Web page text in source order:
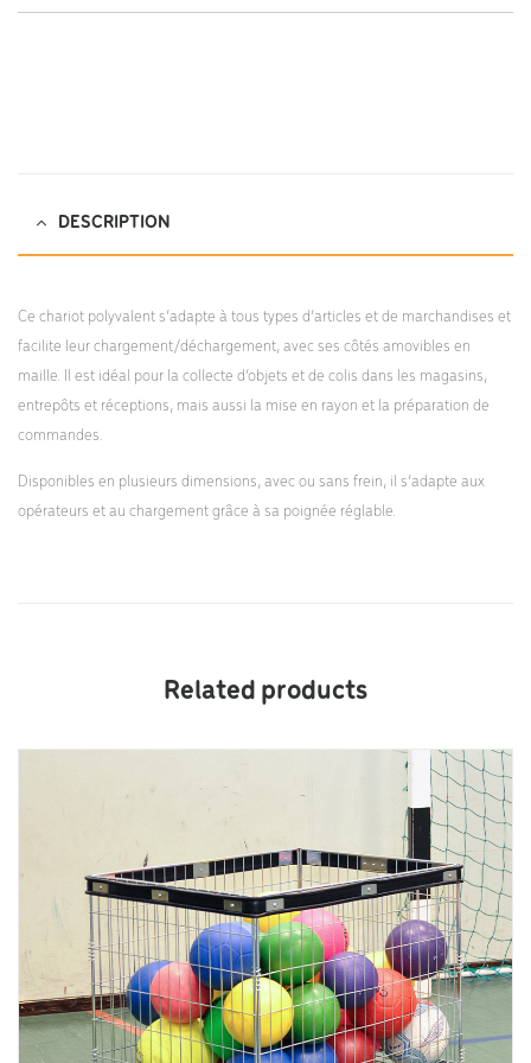
content/uploads/2022/04/KM10000-notice-montage.pdf;
DESCRIPTION
Ce chariot polyvalent s’adapte à tous types d’articles et de marchandises et
facilite leur chargement/déchargement, avec ses côtés amovibles en
maille. Il est idéal pour la collecte d’objets et de colis dans les magasins,
entrepôts et réceptions, mais aussi la mise en rayon et la préparation de
commandes.
Disponibles en plusieurs dimensions, avec ou sans frein, il s’adapte aux
opérateurs et au chargement grâce à sa poignée réglable.
Related products